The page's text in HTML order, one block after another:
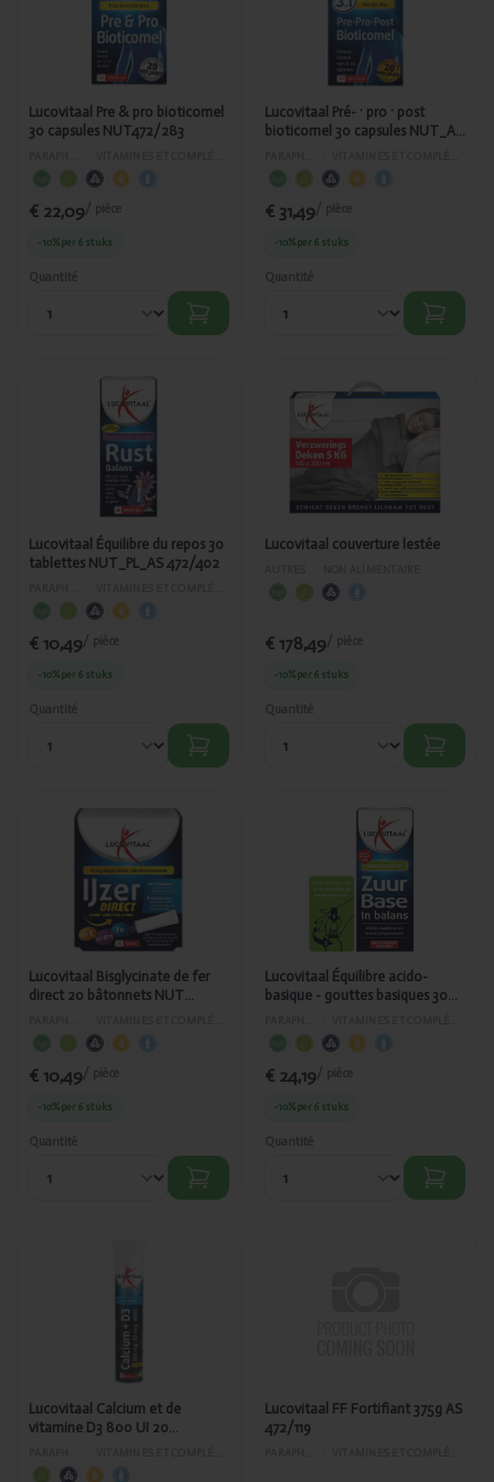
bioticomel 30
capsules
NUT472/283
Lucovitaal Pre & pro bioticomel
30 capsules NUT472/283
€ 22,09/ pièce
-10%per 6 stuks
Quantité
bioticomel
30 capsules
NUT_AS
472/410
Lucovitaal Pré- · pro · post
bioticomel 30 capsules NUT_AS
€ 31,49/ pièce
-10%per 6 stuks
Quantité
Lucovitaal
Équilibre du
repos 30
tablettes
NUT_PL_AS
472/402
Lucovitaal Équilibre du repos 30
tablettes NUT_PL_AS 472/402
€ 10,49/ pièce
-10%per 6 stuks
Quantité
Lucovitaal
couverture
lestée
Lucovitaal couverture lestée
€ 178,49/ pièce
-10%per 6 stuks
Quantité
Ajouté
Lucovitaal
Bisglycinate
de fer direct
20 bâtonnets
NUT 472/482
Lucovitaal Bisglycinate de fer
direct 20 bâtonnets NUT
€ 10,49/ pièce
-10%per 6 stuks
Quantité
Lucovitaal
basique -
gouttes
basiques
30ml NUT
472/211
Lucovitaal Équilibre acido-
basique - gouttes basiques 30ml
€ 24,19/ pièce
-10%per 6 stuks
Quantité
Lucovitaal
Calcium et de
800 UI 20
comprimés
effervescents
NUT472/448
Lucovitaal Calcium et de
vitamine D3 800 UI 20
NUT472/448
Lucovitaal FF Fortifiant 375g AS
472/119